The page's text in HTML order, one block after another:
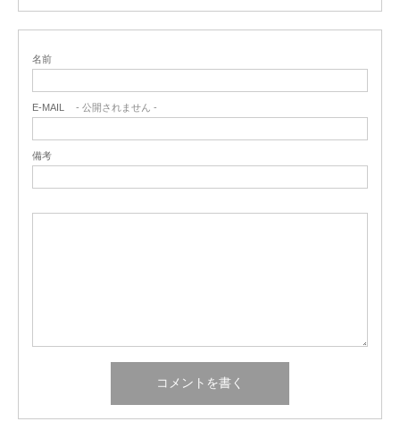
名前
E-MAIL - 公開されません -
備考